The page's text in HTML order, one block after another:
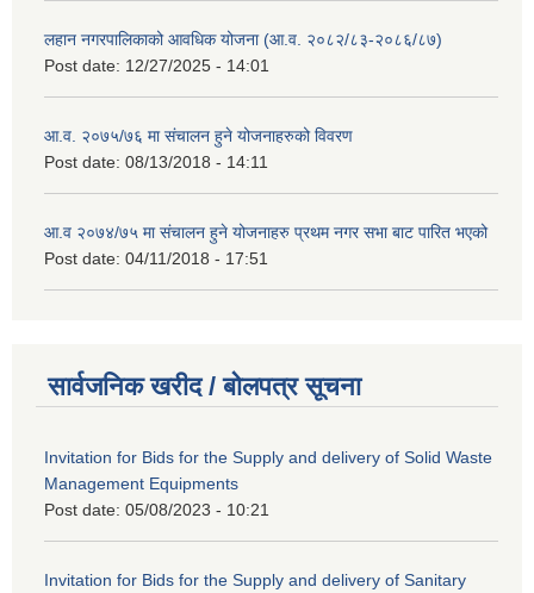
लहान नगरपालिकाको आवधिक योजना (आ.व. २०८२/८३-२०८६/८७)
Post date: 12/27/2025 - 14:01
आ.व. २०७५/७६ मा संचालन हुने योजनाहरुको विवरण
Post date: 08/13/2018 - 14:11
आ.व २०७४/७५ मा संचालन हुने योजनाहरु प्रथम नगर सभा बाट पारित भएको
Post date: 04/11/2018 - 17:51
सार्वजनिक खरीद / बोलपत्र सूचना
Invitation for Bids for the Supply and delivery of Solid Waste
Management Equipments
Post date: 05/08/2023 - 10:21
Invitation for Bids for the Supply and delivery of Sanitary